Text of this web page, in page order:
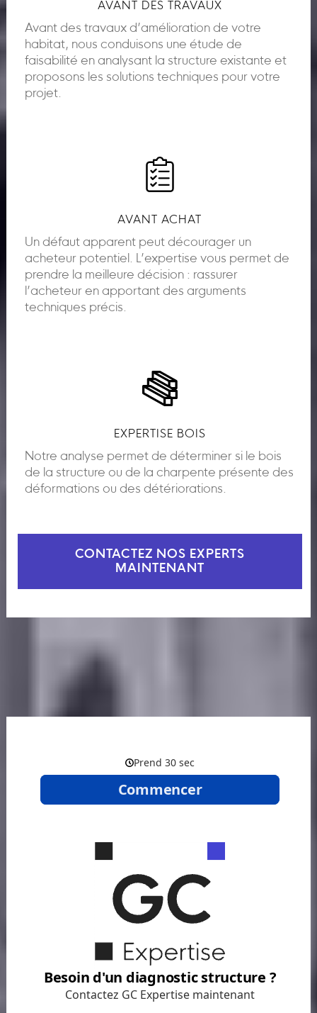
AVANT DES TRAVAUX
Avant des travaux d’amélioration de votre
habitat, nous conduisons une étude de
faisabilité en analysant la structure existante et
proposons les solutions techniques pour votre
projet.
AVANT ACHAT
Un défaut apparent peut décourager un
acheteur potentiel. L’expertise vous permet de
prendre la meilleure décision : rassurer
l’acheteur en apportant des arguments
techniques précis.
EXPERTISE BOIS
Notre analyse permet de déterminer si le bois
de la structure ou de la charpente présente des
déformations ou des détériorations.
CONTACTEZ NOS EXPERTS
MAINTENANT